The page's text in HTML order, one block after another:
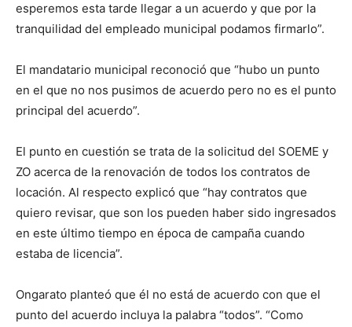
esperemos esta tarde llegar a un acuerdo y que por la
tranquilidad del empleado municipal podamos firmarlo”.
El mandatario municipal reconoció que “hubo un punto
en el que no nos pusimos de acuerdo pero no es el punto
principal del acuerdo”.
El punto en cuestión se trata de la solicitud del SOEME y
ZO acerca de la renovación de todos los contratos de
locación. Al respecto explicó que “hay contratos que
quiero revisar, que son los pueden haber sido ingresados
en este último tiempo en época de campaña cuando
estaba de licencia”.
Ongarato planteó que él no está de acuerdo con que el
punto del acuerdo incluya la palabra “todos”. “Como